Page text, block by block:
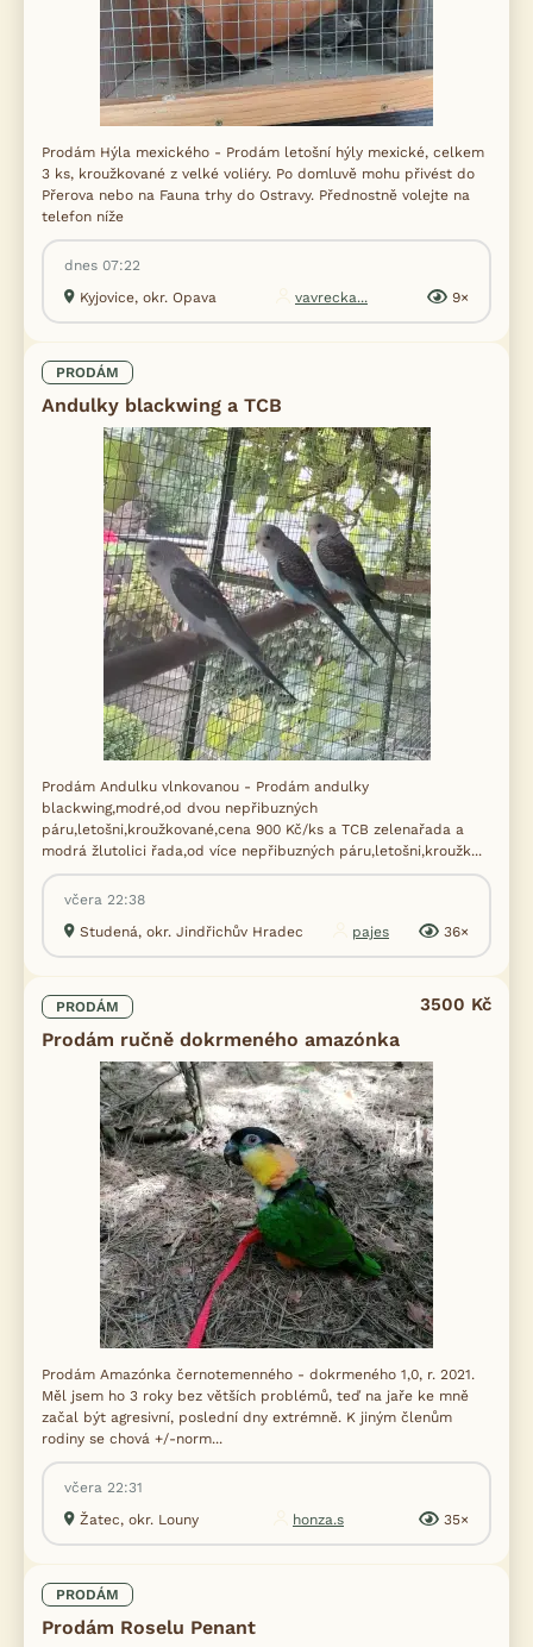
Prodám Hýla mexického - Prodám letošní hýly mexické, celkem
3 ks, kroužkované z velké voliéry. Po domluvě mohu přivést do
Přerova nebo na Fauna trhy do Ostravy. Přednostně volejte na
telefon níže
dnes 07:22
Kyjovice, okr. Opava
vavrecka... 9×
PRODÁM
Andulky blackwing a TCB
Prodám Andulku vlnkovanou - Prodám andulky
blackwing,modré,od dvou nepřibuzných
páru,letošni,kroužkované,cena 900 Kč/ks a TCB zelenařada a
modrá žlutolici řada,od více nepřibuzných páru,letošni,kroužk...
včera 22:38
Studená, okr. Jindřichův Hradec
pajes 36×
PRODÁM
Prodám ručně dokrmeného amazónka
3500 Kč
Prodám Amazónka černotemenného - dokrmeného 1,0, r. 2021.
Měl jsem ho 3 roky bez větších problémů, teď na jaře ke mně
začal být agresivní, poslední dny extrémně. K jiným členům
rodiny se chová +/-norm...
včera 22:31
Žatec, okr. Louny
honza.s 35×
PRODÁM
Prodám Roselu Penant